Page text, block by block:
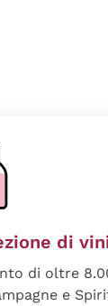
di
di oltre
e